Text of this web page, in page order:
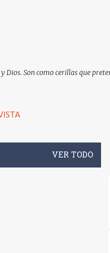
Dios. Son como cerillas que
VER TODO